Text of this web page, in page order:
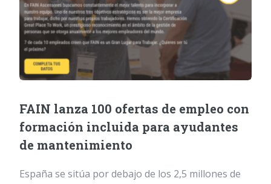
FAIN lanza 100 ofertas de empleo con
formación incluida para ayudantes
de mantenimiento
España se sitúa por debajo de los 2,5 millones de